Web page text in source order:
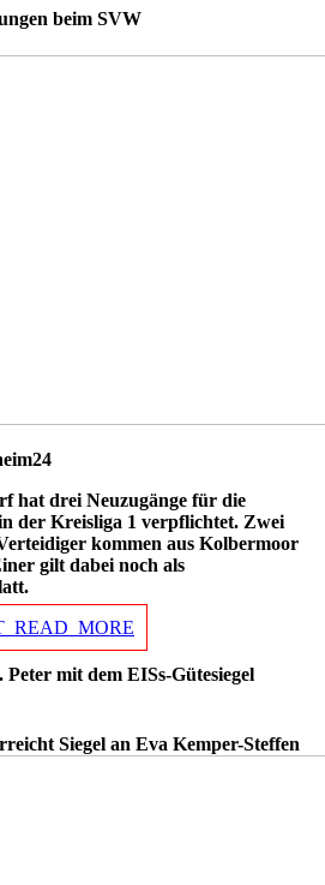
beim SVW
hat drei Neuzugänge für die
der Kreisliga 1 verpflichtet. Zwei
kommen aus Kolbermoor
gilt dabei noch als
mit dem EISs-Gütesiegel
Siegel an Eva Kemper-Steffen